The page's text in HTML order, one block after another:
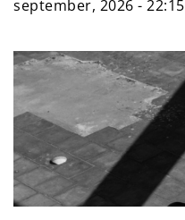
september, 2026 - 22:15